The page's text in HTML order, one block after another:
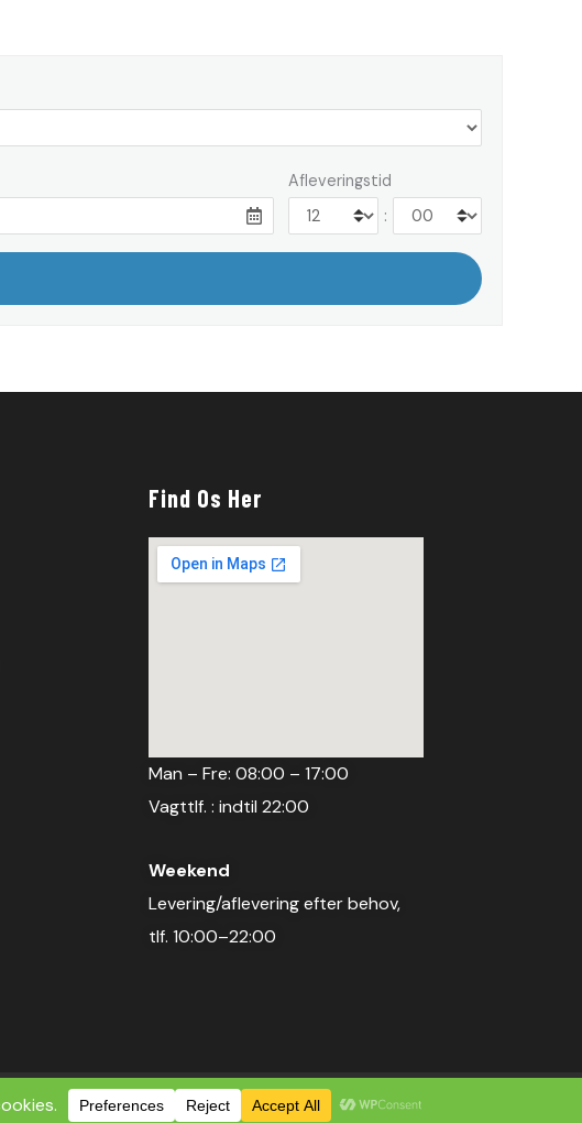
Afleveringstid
:
Find Os Her
Man – Fre: 08:00 – 17:00
Vagttlf. : indtil 22:00
Weekend
Levering/aflevering efter behov,
tlf. 10:00–22:00